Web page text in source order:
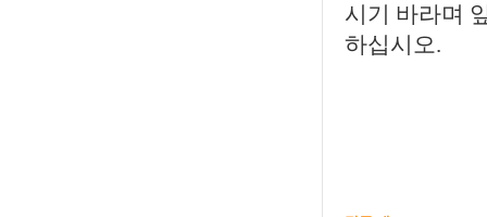
시기 바라며
하십시오.